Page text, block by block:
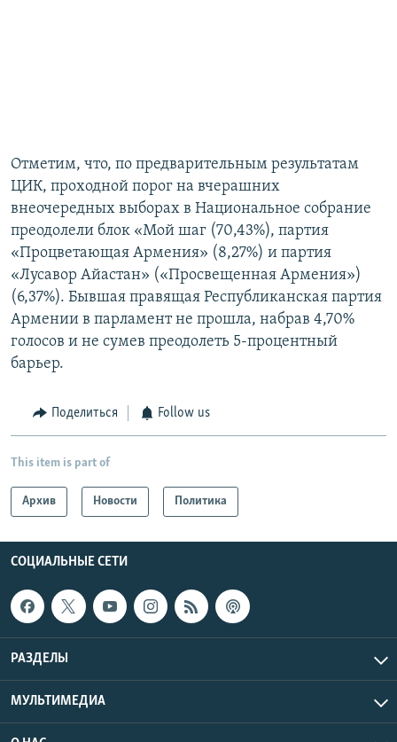
Отметим, что, по предварительным результатам
ЦИК, проходной порог на вчерашних
внеочередных выборах в Национальное собрание
преодолели блок «Мой шаг (70,43%), партия
«Процветающая Армения» (8,27%) и партия
«Лусавор Айастан» («Просвещенная Армения»)
(6,37%). Бывшая правящая Республиканская партия
Армении в парламент не прошла, набрав 4,70%
голосов и не сумев преодолеть 5-процентный
барьер.
Поделиться Follow us
This item is part of
Архив Новости Политика
СОЦИАЛЬНЫЕ СЕТИ
РАЗДЕЛЫ
МУЛЬТИМЕДИА